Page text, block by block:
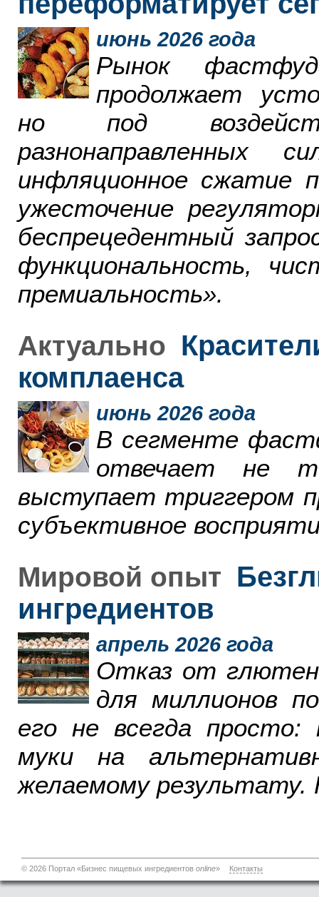
июнь 2026 года
Рынок
продолжает
но под
инфляционное сжатие
ужесточение
беспрецедентный
функциональность,
премиальность».
Актуально
комплаенса
июнь 2026 года
В сегменте
отвечает не
выступает триггером
субъективное
Мировой опыт
ингредиентов
апрель 2026 года
Отказ от
для миллионов
его не всегда просто:
муки на
желаемому результату.
© 2026 Портал «Бизнес пищевых ингредиентов online» Контакты